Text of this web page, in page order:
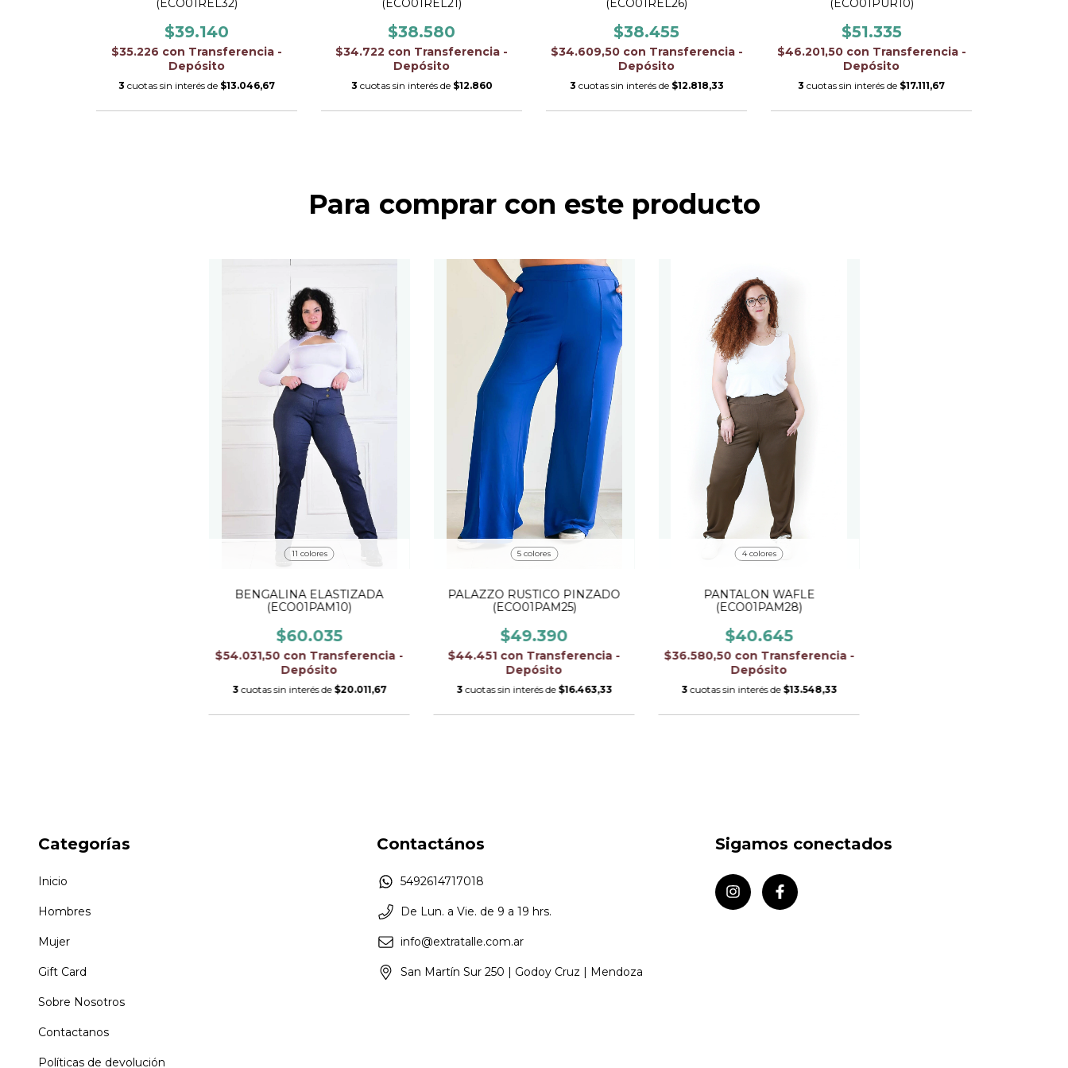
(ECO01REL32)
$39.140
$35.226 con Transferencia -
Depósito
3 cuotas sin interés de $13.046,67
(ECO01REL21)
$38.580
$34.722 con Transferencia -
Depósito
3 cuotas sin interés de $12.860
(ECO01REL26)
$38.455
$34.609,50 con Transferencia -
Depósito
3 cuotas sin interés de $12.818,33
(ECO01PUR10)
$51.335
$46.201,50 con Transferencia -
Depósito
3 cuotas sin interés de $17.111,67
Para comprar con este producto
11 colores
BENGALINA ELASTIZADA
(ECO01PAM10)
$60.035
$54.031,50 con Transferencia -
Depósito
3 cuotas sin interés de $20.011,67
5 colores
PALAZZO RUSTICO PINZADO
(ECO01PAM25)
$49.390
$44.451 con Transferencia -
Depósito
3 cuotas sin interés de $16.463,33
4 colores
PANTALON WAFLE
(ECO01PAM28)
$40.645
$36.580,50 con Transferencia -
Depósito
3 cuotas sin interés de $13.548,33
Categorías
Inicio
Hombres
Mujer
Gift Card
Sobre Nosotros
Contactanos
Políticas de devolución
Contactános
5492614717018
De Lun. a Vie. de 9 a 19 hrs.
info@extratalle.com.ar
San Martín Sur 250 | Godoy Cruz | Mendoza
Sigamos conectados